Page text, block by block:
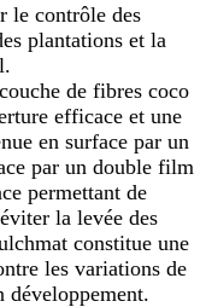
le contrôle des
plantations et la
de fibres coco
efficace et une
en surface par un
par un double film
permettant de
la levée des
constitue une
les variations de
développement.